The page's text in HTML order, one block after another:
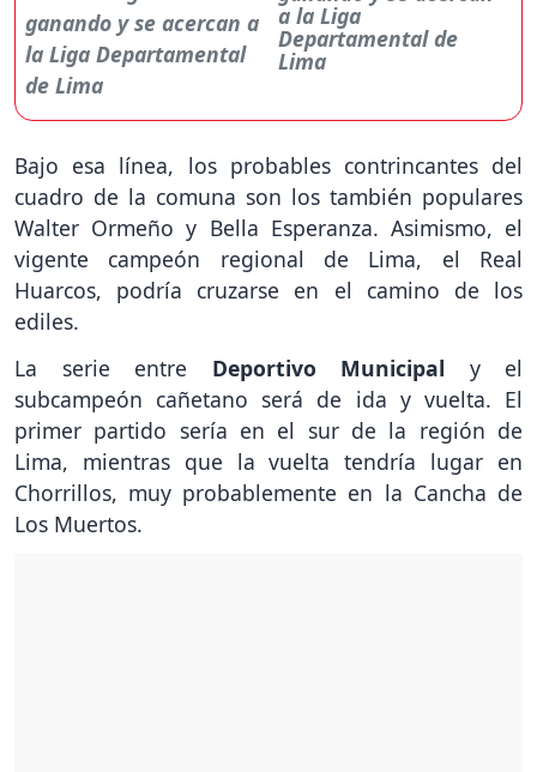
a la Liga
Departamental de
Lima
Bajo esa línea, los probables contrincantes del
cuadro de la comuna son los también populares
Walter Ormeño y Bella Esperanza. Asimismo, el
vigente campeón regional de Lima, el Real
Huarcos, podría cruzarse en el camino de los
ediles.
La serie entre Deportivo Municipal y el
subcampeón cañetano será de ida y vuelta. El
primer partido sería en el sur de la región de
Lima, mientras que la vuelta tendría lugar en
Chorrillos, muy probablemente en la Cancha de
Los Muertos.